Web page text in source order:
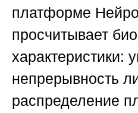
платформе
просчитывает
характеристики:
непрерывность
распределение